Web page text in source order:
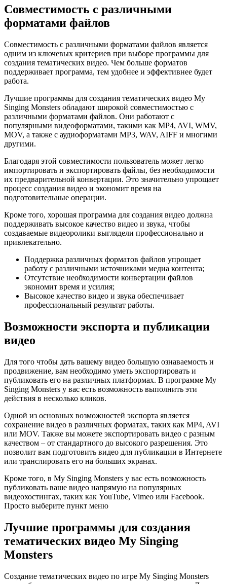
Совместимость с различными
форматами файлов
Совместимость с различными форматами файлов является
одним из ключевых критериев при выборе программы для
создания тематических видео. Чем больше форматов
поддерживает программа, тем удобнее и эффективнее будет
работа.
Лучшие программы для создания тематических видео My
Singing Monsters обладают широкой совместимостью с
различными форматами файлов. Они работают с
популярными видеоформатами, такими как MP4, AVI, WMV,
MOV, а также с аудиоформатами MP3, WAV, AIFF и многими
другими.
Благодаря этой совместимости пользователь может легко
импортировать и экспортировать файлы, без необходимости
их предварительной конвертации. Это значительно упрощает
процесс создания видео и экономит время на
подготовительные операции.
Кроме того, хорошая программа для создания видео должна
поддерживать высокое качество видео и звука, чтобы
создаваемые видеоролики выглядели профессионально и
привлекательно.
Поддержка различных форматов файлов упрощает
работу с различными источниками медиа контента;
Отсутствие необходимости конвертации файлов
экономит время и усилия;
Высокое качество видео и звука обеспечивает
профессиональный результат работы.
Возможности экспорта и публикации
видео
Для того чтобы дать вашему видео большую ознаваемость и
продвижение, вам необходимо уметь экспортировать и
публиковать его на различных платформах. В программе My
Singing Monsters у вас есть возможность выполнить эти
действия в несколько кликов.
Одной из основных возможностей экспорта является
сохранение видео в различных форматах, таких как MP4, AVI
или MOV. Также вы можете экспортировать видео с разным
качеством – от стандартного до высокого разрешения. Это
позволит вам подготовить видео для публикации в Интернете
или транслировать его на больших экранах.
Кроме того, в My Singing Monsters у вас есть возможность
публиковать ваше видео напрямую на популярных
видеохостингах, таких как YouTube, Vimeo или Facebook.
Просто выберите пункт меню
Лучшие программы для создания
тематических видео My Singing
Monsters
Создание тематических видео по игре My Singing Monsters